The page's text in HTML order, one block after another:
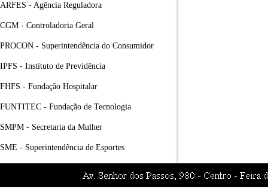
ARFES - Agência Reguladora
CGM - Controladoria Geral
PROCON - Superintendência do Consumidor
IPFS - Instituto de Previdência
FHFS - Fundação Hospitalar
FUNTITEC - Fundação de Tecnologia
SMPM - Secretaria da Mulher
SME - Superintendência de Esportes